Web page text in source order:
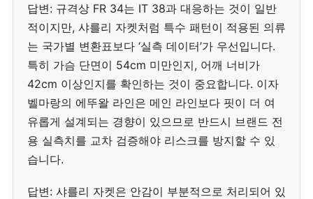
답변: 규격상 FR 34는 IT 38과 대응하는 것이 일반
적이지만, 샤를리 자켓처럼 특수 패턴이 적용된 의류
는 국가별 변환표보다 ‘실측 데이터’가 우선입니다.
특히 가슴 단면이 54cm 미만인지, 어깨 너비가
42cm 이상인지를 확인하는 것이 중요합니다. 이자
벨마랑의 에뚜왈 라인은 메인 라인보다 핏이 더 여
유롭게 설계되는 경향이 있으므로 반드시 브랜드 전
용 실측치를 교차 검증해야 리스크를 방지할 수 있
습니다.
답변: 샤를리 자켓은 안감이 부분적으로 처리되어 있